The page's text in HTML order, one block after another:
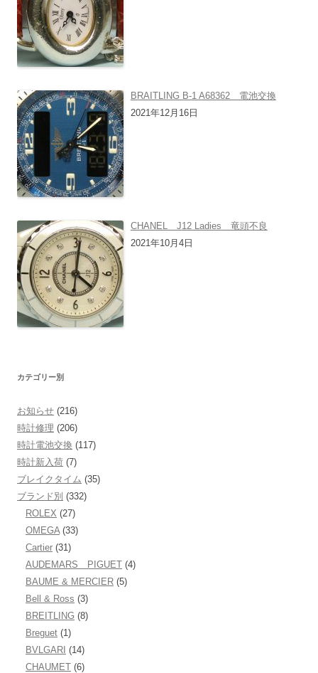
BRAITLING B-1 A68362 電池交換
2021年12月16日
CHANEL J12 Ladies 竜頭不良
2021年10月4日
カテゴリー別
お知らせ (216)
時計修理 (206)
時計電池交換 (117)
時計新入荷 (7)
ブレイクタイム (35)
ブランド別 (332)
ROLEX (27)
OMEGA (33)
Cartier (31)
AUDEMARS PIGUET (4)
BAUME & MERCIER (5)
Bell & Ross (3)
BREITLING (8)
Breguet (1)
BVLGARI (14)
CHAUMET (6)